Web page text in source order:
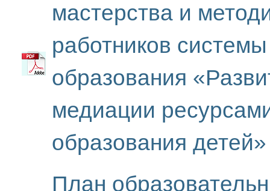
мастерства и
работников
образования
медиации
образования детей»
План